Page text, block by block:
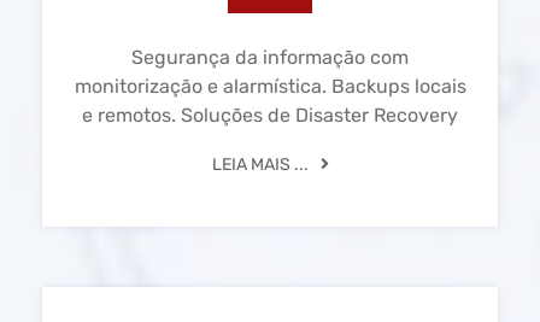
Segurança da informação com
monitorização e alarmística. Backups locais
e remotos. Soluções de Disaster Recovery
LEIA MAIS ...